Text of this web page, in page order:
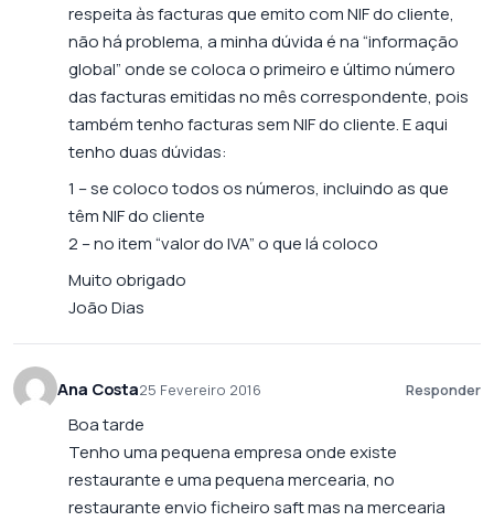
respeita às facturas que emito com NIF do cliente,
não há problema, a minha dúvida é na “informação
global” onde se coloca o primeiro e último número
das facturas emitidas no mês correspondente, pois
também tenho facturas sem NIF do cliente. E aqui
tenho duas dúvidas:
1 – se coloco todos os números, incluindo as que
têm NIF do cliente
2 – no item “valor do IVA” o que lá coloco
Muito obrigado
João Dias
Ana Costa25 Fevereiro 2016 Responder
Boa tarde
Tenho uma pequena empresa onde existe
restaurante e uma pequena mercearia, no
restaurante envio ficheiro saft mas na mercearia